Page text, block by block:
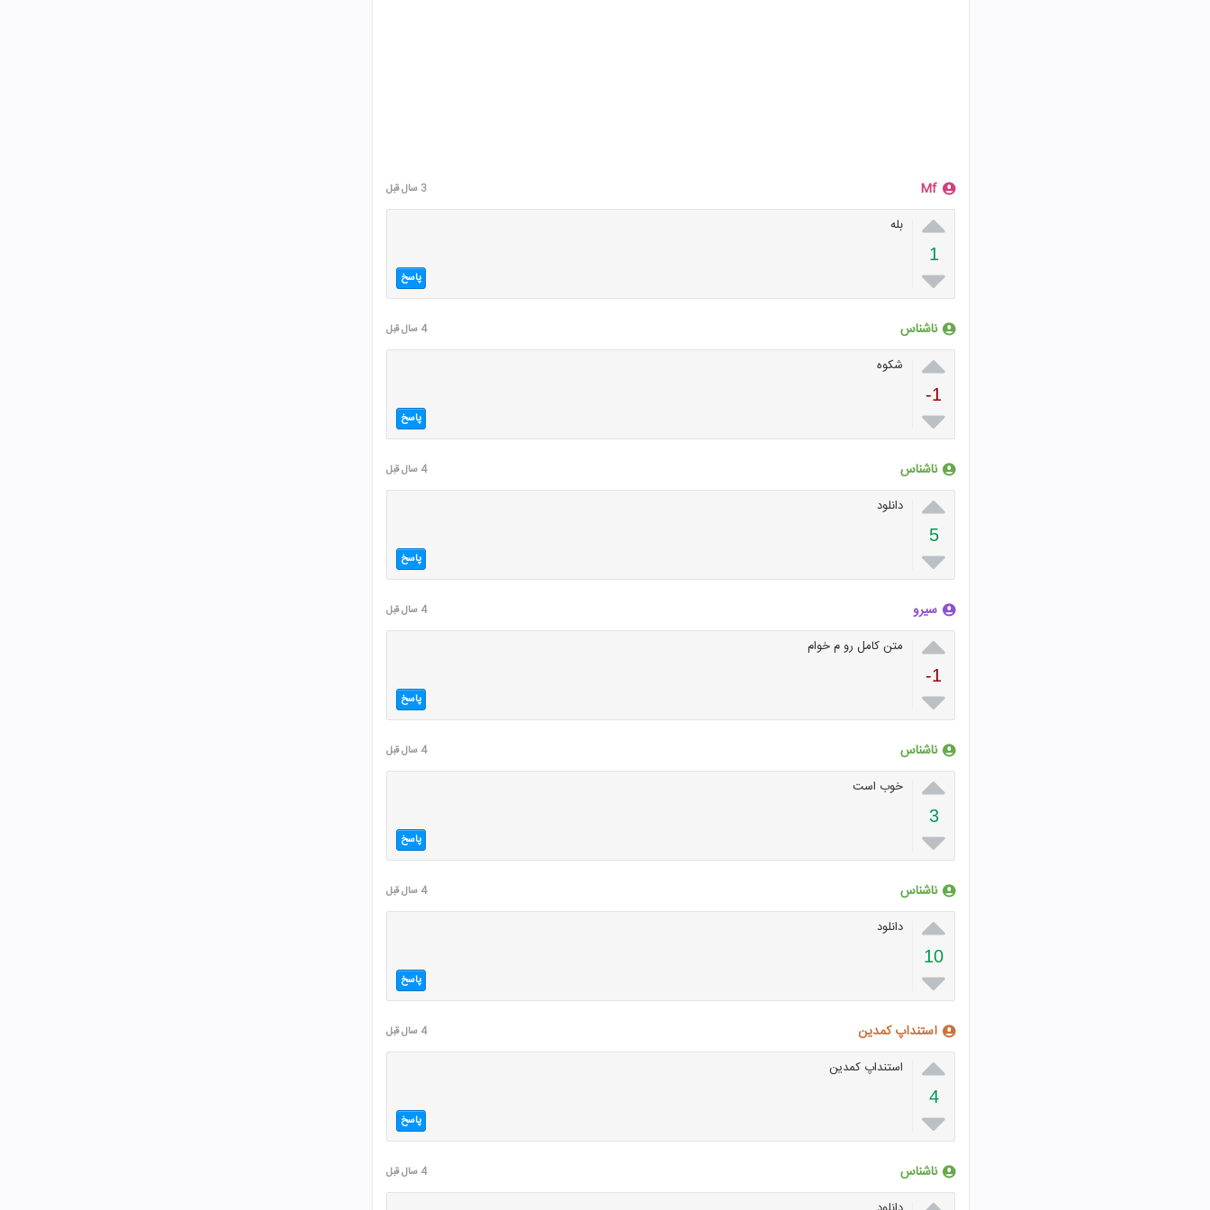
Mf 3 سال قبل

1

بله
پاسخ
ناشناس 4 سال قبل

-1

شکوه
پاسخ
ناشناس 4 سال قبل

5

دانلود
پاسخ
سیرو 4 سال قبل

-1

متن کامل رو م خوام
پاسخ
ناشناس 4 سال قبل

3

خوب است
پاسخ
ناشناس 4 سال قبل

10

دانلود
پاسخ
استنداپ کمدین 4 سال قبل

4

استنداپ کمدین
پاسخ
ناشناس 4 سال قبل